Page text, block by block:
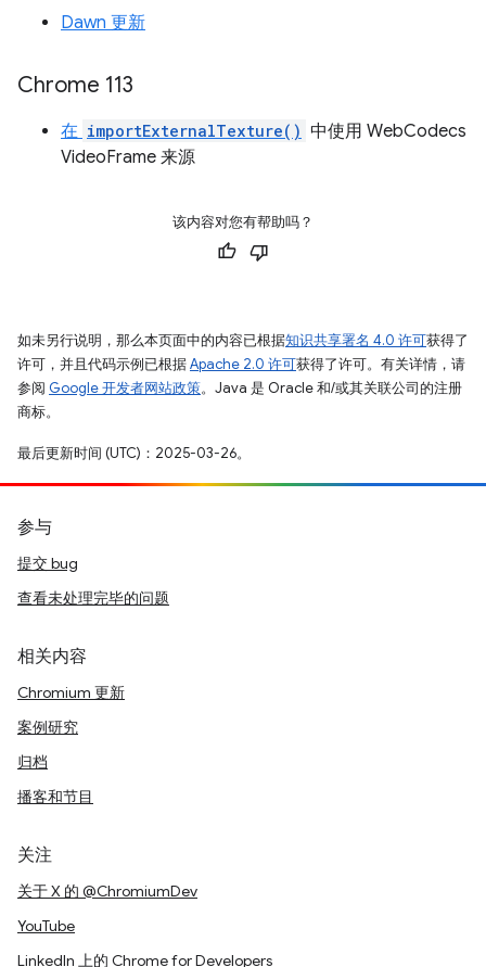
Dawn 更新
Chrome 113
在 importExternalTexture() 中使用 WebCodecs
VideoFrame 来源
该内容对您有帮助吗？
如未另行说明，那么本页面中的内容已根据知识共享署名 4.0 许可获得了
许可，并且代码示例已根据Apache 2.0 许可获得了许可。有关详情，请
参阅 Google 开发者网站政策。Java 是 Oracle 和/或其关联公司的注册
商标。
最后更新时间 (UTC)：2025-03-26。
参与
提交 bug
查看未处理完毕的问题
相关内容
Chromium 更新
案例研究
归档
播客和节目
关注
关于 X 的 @ChromiumDev
YouTube
LinkedIn 上的 Chrome for Developers